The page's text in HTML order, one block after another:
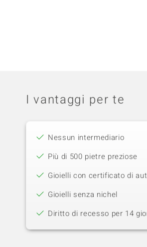
I vantaggi per te
Nessun intermediario
Più di 500 pietre preziose
Gioielli con certificato di
Gioielli senza nichel
Diritto di recesso per 14